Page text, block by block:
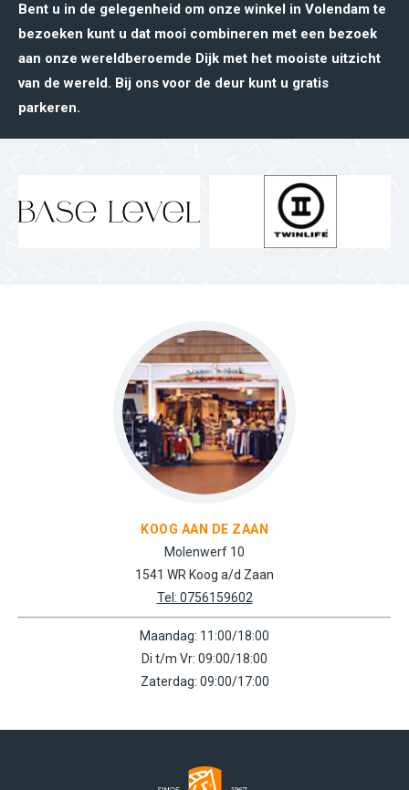
Bent u in de gelegenheid om onze winkel in Volendam te
bezoeken kunt u dat mooi combineren met een bezoek
aan onze wereldberoemde Dijk met het mooiste uitzicht
van de wereld. Bij ons voor de deur kunt u gratis
parkeren.
KOOG AAN DE ZAAN
Molenwerf 10
1541 WR Koog a/d Zaan
Tel: 0756159602
Maandag: 11:00/18:00
Di t/m Vr: 09:00/18:00
Zaterdag: 09:00/17:00